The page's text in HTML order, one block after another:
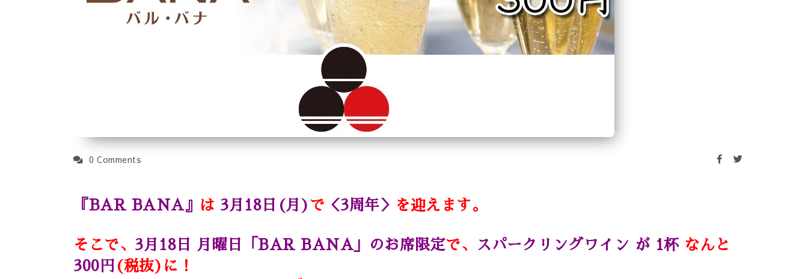
0 Comments
『BAR BANA』 は 3月18日(月) で ＜3周年＞ を迎えます。
そこで、 3月18日 月曜日「BAR BANA」のお席限定で、 スパークリングワイン が 1杯 なんと
300円 (税抜)に！